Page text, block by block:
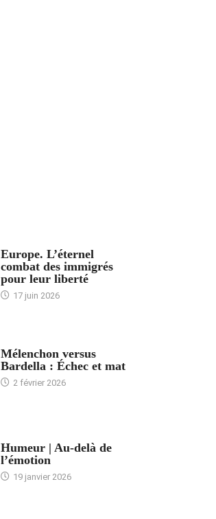
Europe. L’éternel
combat des immigrés
pour leur liberté
17 juin 2026
Mélenchon versus
Bardella : Échec et mat
2 février 2026
Humeur | Au-delà de
l’émotion
19 janvier 2026